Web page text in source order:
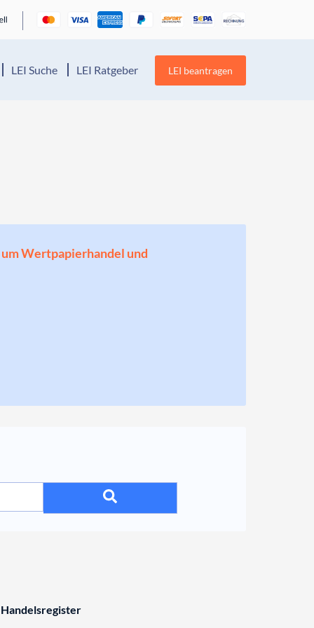
LEI Suche LEI Ratgeber LEI beantragen
Wertpapierhandel und